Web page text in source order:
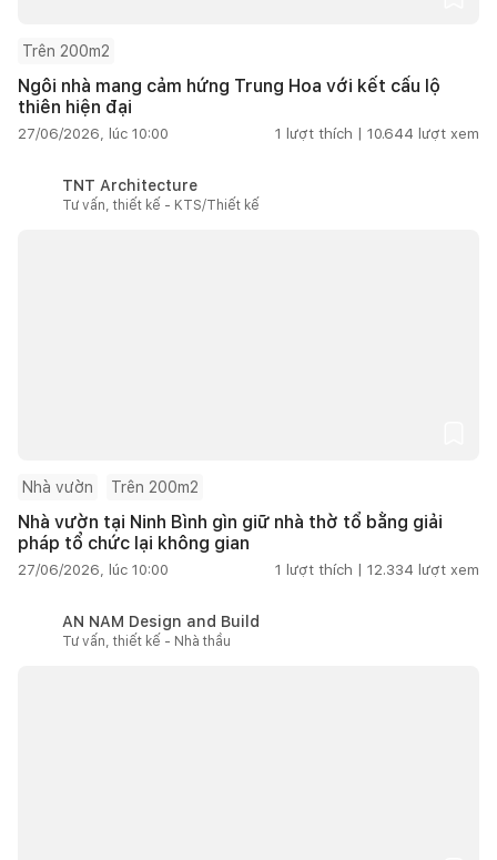
Trên 200m2
Ngôi nhà mang cảm hứng Trung Hoa với kết cấu lộ
thiên hiện đại
27/06/2026, lúc 10:00 1 lượt thích | 10.644 lượt xem
TNT Architecture
Tư vấn, thiết kế - KTS/Thiết kế
Nhà vườn Trên 200m2
Nhà vườn tại Ninh Bình gìn giữ nhà thờ tổ bằng giải
pháp tổ chức lại không gian
27/06/2026, lúc 10:00 1 lượt thích | 12.334 lượt xem
AN NAM Design and Build
Tư vấn, thiết kế - Nhà thầu